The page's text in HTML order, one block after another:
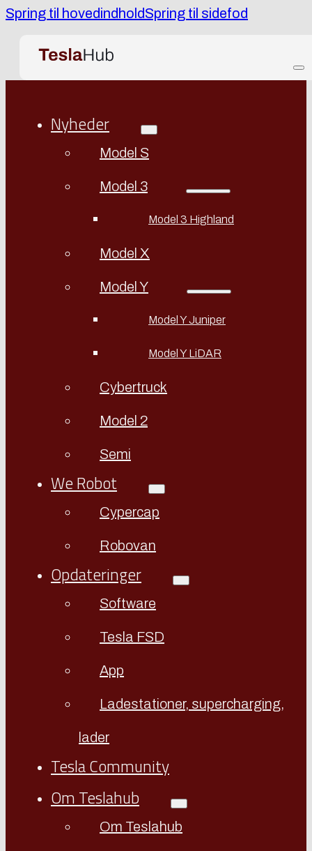
Spring til hovedindholdSpring til sidefod
Nyheder
Model S
Model 3
Model 3 Highland
Model X
Model Y
Model Y Juniper
Model Y LiDAR
Cybertruck
Model 2
Semi
We Robot
Cypercap
Robovan
Opdateringer
Software
Tesla FSD
App
Ladestationer, supercharging,
lader
Tesla Community
Om Teslahub
Om Teslahub